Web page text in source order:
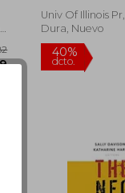
Univ Of Illinois
Dura, Nuevo